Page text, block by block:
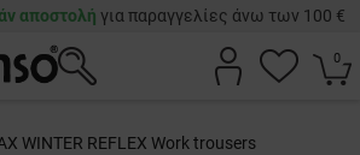
αποστολή για παραγγελίες άνω των 100 €
0
WINTER REFLEX Work trousers